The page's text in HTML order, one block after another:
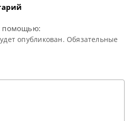
помощью:
опубликован. Обязательные